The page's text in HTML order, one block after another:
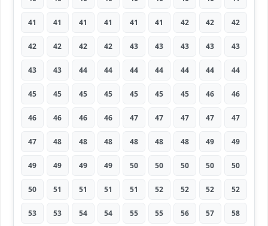
41 41 41 41 41 41 42 42 42
42 42 42 42 43 43 43 43 43
43 43 44 44 44 44 44 44 44
45 45 45 45 45 45 45 46 46
46 46 46 46 47 47 47 47 47
47 48 48 48 48 48 48 49 49
49 49 49 49 50 50 50 50 50
50 51 51 51 51 52 52 52 52
53 53 54 54 55 55 56 57 58